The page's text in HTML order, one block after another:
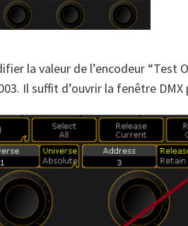
la valeur de l’encodeur “Test
Il suffit d’ouvrir la fenêtre